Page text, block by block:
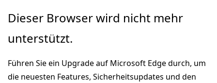
Zu
wechseln
Dieser Browser wird nicht mehr
unterstützt.
Führen Sie ein Upgrade auf Microsoft Edge durch, um
die neuesten Features, Sicherheitsupdates und den